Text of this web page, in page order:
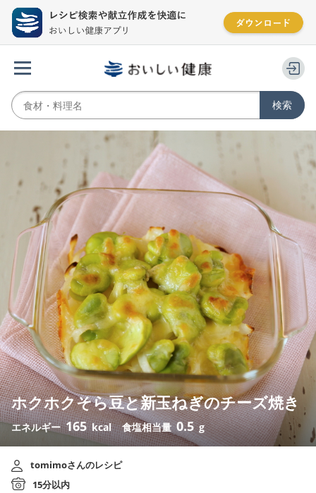
ホクホクそら豆と新玉ねぎのチーズ焼き
エネルギー165 kcal 食塩相当量0.5 g
tomimoさんのレシピ
15分以内